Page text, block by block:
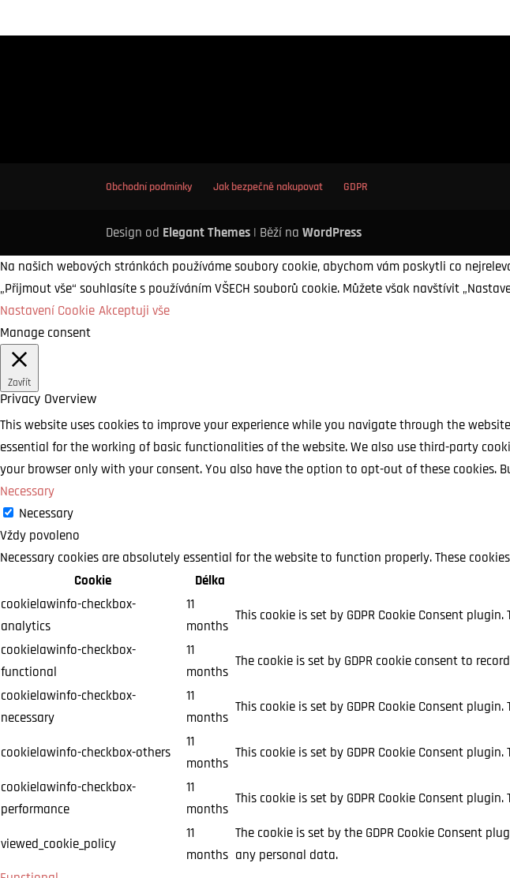
Obchodní podmínky Jak bezpečně nakupovat GDPR
Design od Elegant Themes | Běží naWordPress
Na našich webových stránkách používáme soubory cookie, abychom vám poskytli co
„Přijmout vše“ souhlasíte s používáním VŠECH souborů cookie. Můžete však navštívit
Nastavení Cookie Akceptuji vše
Manage consent
Zavřít
Privacy Overview
This website uses cookies to improve your experience while you navigate through the
essential for the working of basic functionalities of the website. We also use third-party
your browser only with your consent. You also have the option to opt-out of these cookies.
Necessary
Necessary
Vždy povoleno
Necessary cookies are absolutely essential for the website to function properly. These
Cookie
Délka
cookielawinfo-checkbox-
analytics
11
months
This cookie is set by GDPR Cookie Consent
cookielawinfo-checkbox-
functional
11
months
The cookie is set by GDPR cookie consent to
cookielawinfo-checkbox-
necessary
11
months
This cookie is set by GDPR Cookie Consent
cookielawinfo-checkbox-others
11
months
This cookie is set by GDPR Cookie Consent
cookielawinfo-checkbox-
performance
11
months
This cookie is set by GDPR Cookie Consent
viewed_cookie_policy
11
months
The cookie is set by the GDPR Cookie Consent
any personal data.